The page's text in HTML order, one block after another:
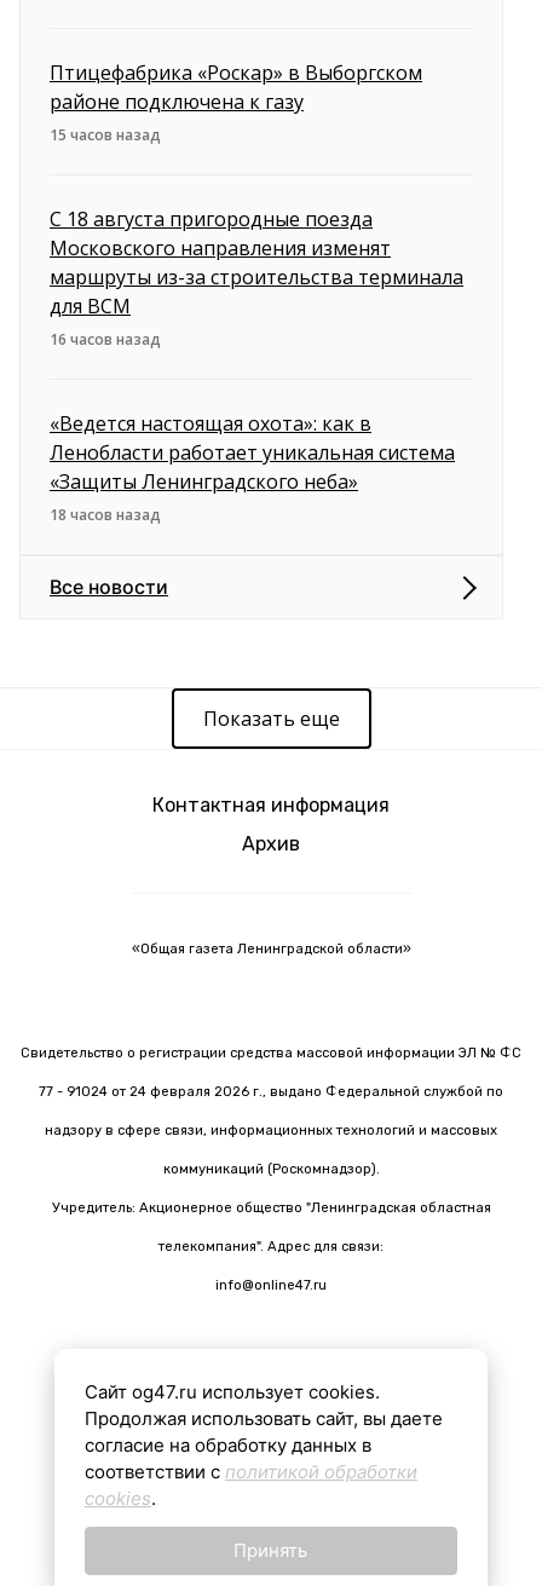
Птицефабрика «Роскар» в Выборгском
районе подключена к газу
15 часов назад
С 18 августа пригородные поезда
Московского направления изменят
маршруты из-за строительства терминала
для ВСМ
16 часов назад
«Ведется настоящая охота»: как в
Ленобласти работает уникальная система
«Защиты Ленинградского неба»
18 часов назад
Все новости
Показать еще
Контактная информация
Архив
«Общая газета Ленинградской области»
Свидетельство о регистрации средства массовой информации ЭЛ № ФС
77 - 91024 от 24 февраля 2026 г., выдано Федеральной службой по
надзору в сфере связи, информационных технологий и массовых
коммуникаций (Роскомнадзор).
Учредитель: Акционерное общество "Ленинградская областная
телекомпания". Адрес для связи:
info@online47.ru
Все материалы на сайте подготовлены с помощью ИИ
16+
Сайт og47.ru использует cookies.
Продолжая использовать сайт, вы даете
согласие на обработку данных в
соответствии с политикой обработки
cookies.
Принять